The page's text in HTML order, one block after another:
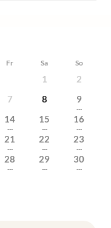
Fr Sa So
1
2
7 8 9
---
14
---
15
---
16
---
21
---
22
---
23
---
28
---
29
---
30
---